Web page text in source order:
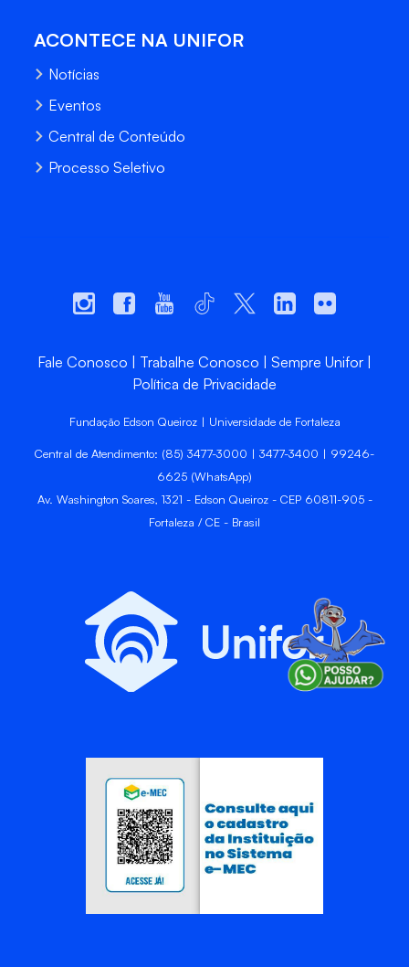
ACONTECE NA UNIFOR
Notícias
Eventos
Central de Conteúdo
Processo Seletivo
Fale Conosco Trabalhe Conosco
Sempre Unifor
Política de Privacidade
Fundação Edson Queiroz | Universidade de Fortaleza
Central de Atendimento: (85) 3477-3000 | 3477-3400 | 99246-
6625 (WhatsApp)
Av. Washington Soares, 1321 - Edson Queiroz - CEP 60811-905 -
Fortaleza / CE - Brasil